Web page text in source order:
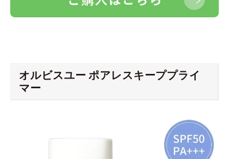
オルビスユー ポアレスキーププライ
マー